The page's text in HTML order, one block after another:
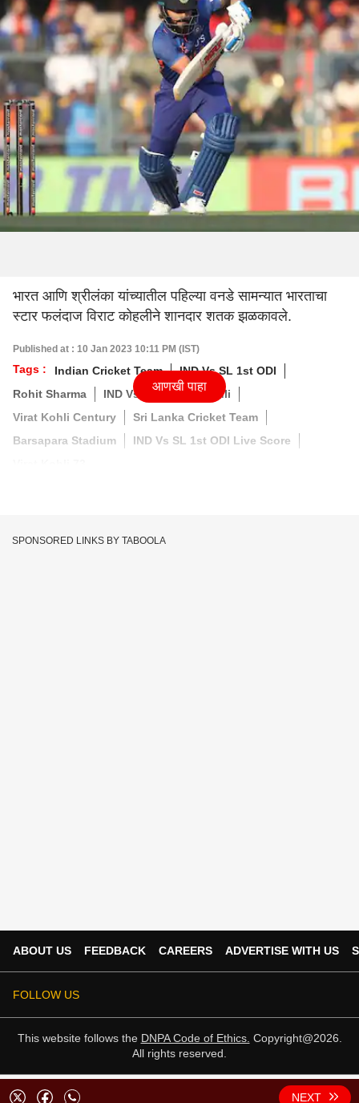
भारत आणि श्रीलंका यांच्यातील पहिल्या वनडे सामन्यात भारताचा
स्टार फलंदाज विराट कोहलीने शानदार शतक झळकावले.
Published at : 10 Jan 2023 10:11 PM (IST)
Tags : Indian Cricket Team
IND Vs SL 1st ODI
Rohit Sharma
IND Vs SL
Virat Kohli
Virat Kohli Century
Sri Lanka Cricket Team
Barsapara Stadium
IND Vs SL 1st ODI Live Score
आणखी पाहा
SPONSORED LINKS BY TABOOLA
NEXT
ABOUT US FEEDBACK CAREERS ADVERTISE WITH US
FOLLOW US
This website follows the DNPA Code of Ethics. Copyright@2026.
All rights reserved.